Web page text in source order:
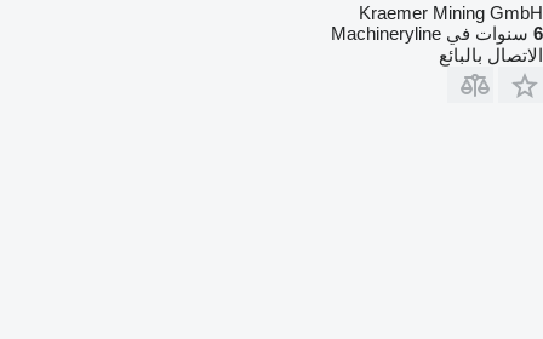
Kraemer Mining GmbH
6 سنوات في Machineryline
الاتصال بالبائع